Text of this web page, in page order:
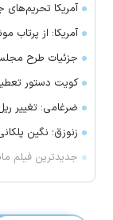
آمریکا تحریم‌های
آمریکا: از
جزئیات طرح
کویت دستور
ضرغامی: تغییر
زنوزق؛ نگین
جدیدترین فیلم